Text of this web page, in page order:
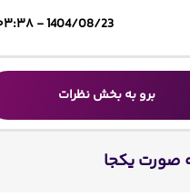
1404/08/23 - ۰۳:۳۸
برو به بخش نظرات
صورت یکجا